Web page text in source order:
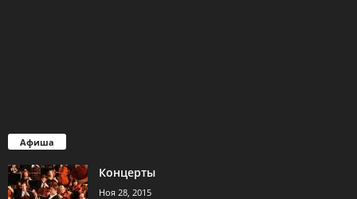
Афиша
Концерты
Ноя 28, 2015